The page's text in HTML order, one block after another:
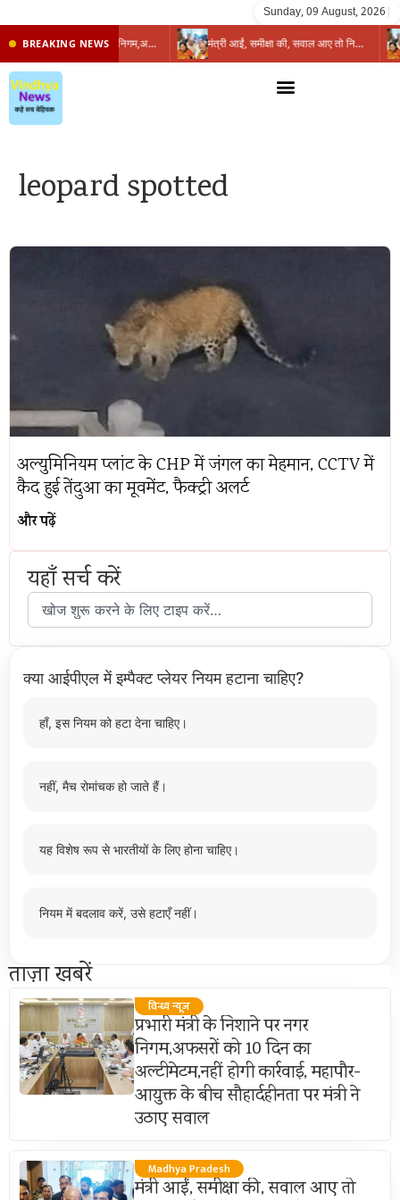
Sunday, 09 August, 2026
BREAKING NEWS प्रभारी मंत्री के निशाने पर नगर निगम,अफसरों को 10 दिन का अल्टीमेटम,नहीं होगी कार्रवाई, महापौर-आयुक्त के बीच सौहार्दहीनता पर मंत्री ने उठाए सवाल मंत्री आईं, समीक्षा की, सवाल आए तो निकल गईं – खाली जयंत चौंकीं पर नहीं दिया जवाब
leopard spotted
अल्युमिनियम प्लांट के CHP में जंगल का मेहमान, CCTV में
कैद हुई तेंदुआ का मूवमेंट, फैक्ट्री अलर्ट
और पढ़ें
यहाँ सर्च करें
क्या आईपीएल में इम्पैक्ट प्लेयर नियम हटाना चाहिए?
हाँ, इस नियम को हटा देना चाहिए।
नहीं, मैच रोमांचक हो जाते हैं।
यह विशेष रूप से भारतीयों के लिए होना चाहिए।
नियम में बदलाव करें, उसे हटाएँ नहीं।
ताज़ा खबरें
विन्ध्य न्यूज़
प्रभारी मंत्री के निशाने पर नगर
निगम,अफसरों को 10 दिन का
अल्टीमेटम,नहीं होगी कार्रवाई, महापौर-
आयुक्त के बीच सौहार्दहीनता पर मंत्री ने
उठाए सवाल
Madhya Pradesh
मंत्री आईं, समीक्षा की, सवाल आए तो